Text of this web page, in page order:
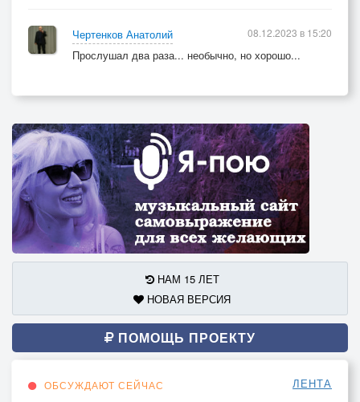
Чертенков Анатолий
Прослушал два раза... необычно, но хорошо...
08.12.2023 в 15:20
НАМ 15 ЛЕТ
НОВАЯ ВЕРСИЯ
ПОМОЩЬ ПРОЕКТУ
ОБСУЖДАЮТ СЕЙЧАС ЛЕНТА